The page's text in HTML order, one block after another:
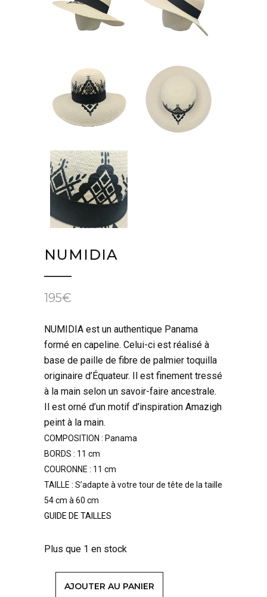
NUMIDIA
195€
NUMIDIA est un authentique Panama
formé en capeline. Celui-ci est réalisé à
base de paille de fibre de palmier toquilla
originaire d’Équateur. Il est finement tressé
à la main selon un savoir-faire ancestrale.
Il est orné d’un motif d’inspiration Amazigh
peint à la main.
COMPOSITION : Panama
BORDS : 11 cm
COURONNE : 11 cm
TAILLE : S’adapte à votre tour de tête de la taille
54 cm à 60 cm
GUIDE DE TAILLES
Plus que 1 en stock
AJOUTER AU PANIER